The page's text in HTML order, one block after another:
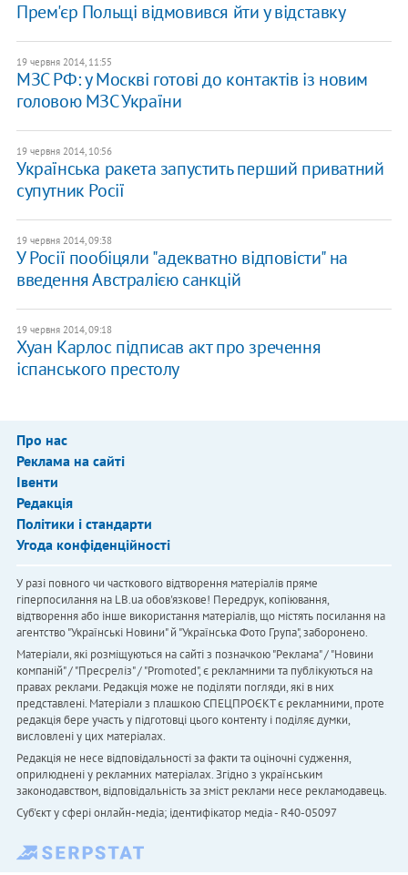
Прем'єр Польщі відмовився йти у відставку
19 червня 2014, 11:55
МЗС РФ: у Москві готові до контактів із новим
головою МЗС України
19 червня 2014, 10:56
Українська ракета запустить перший приватний
супутник Росії
19 червня 2014, 09:38
У Росії пообіцяли "адекватно відповісти" на
введення Австралією санкцій
19 червня 2014, 09:18
Хуан Карлос підписав акт про зречення
іспанського престолу
Про нас
Реклама на сайті
Івенти
Редакція
Політики і стандарти
Угода конфіденційності
У разі повного чи часткового відтворення матеріалів пряме
гіперпосилання на LB.ua обов'язкове! Передрук, копіювання,
відтворення або інше використання матеріалів, що містять посилання на
агентство "Українськi Новини" й "Українська Фото Група", заборонено.
Матеріали, які розміщуються на сайті з позначкою "Реклама" / "Новини
компаній" / "Пресреліз" / "Promoted", є рекламними та публікуються на
правах реклами. Редакція може не поділяти погляди, які в них
представлені. Матеріали з плашкою СПЕЦПРОЄКТ є рекламними, проте
редакція бере участь у підготовці цього контенту і поділяє думки,
висловлені у цих матеріалах.
Редакція не несе відповідальності за факти та оціночні судження,
оприлюднені у рекламних матеріалах. Згідно з українським
законодавством, відповідальність за зміст реклами несе рекламодавець.
Cуб'єкт у сфері онлайн-медіа; ідентифікатор медіа - R40-05097